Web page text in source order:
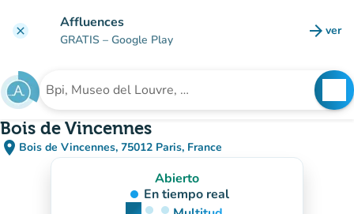
clear Affluences
GRATIS – Google Play arrow_forward ver
Buscar un establecimiento
Bois de Vincennes
place Bois de Vincennes, 75012 Paris, France
(abrir en Google Maps)
(nueva pestaña)
Abierto
En tiempo real